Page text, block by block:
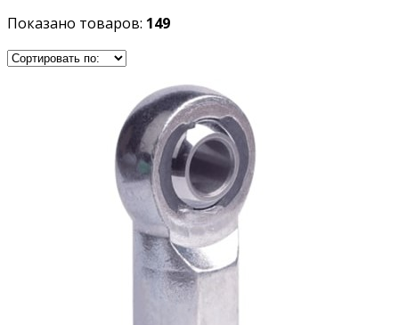
Показано товаров: 149